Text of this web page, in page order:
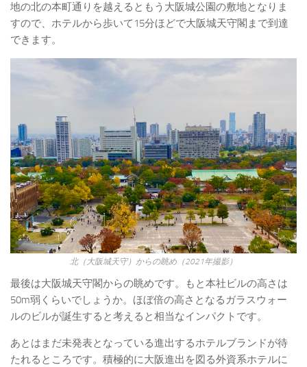
地の北の本町通りを越えるともう大阪城公園の敷地となりま
すので、ホテルから歩いて15分ほどで大阪城天守閣まで到達
できます。
北（大阪城天守）からの眺め（2021年撮影）
最後は大阪城天守閣からの眺めです。もと本社ビルの高さは
50m弱くらいでしょうか。ほぼ倍の高さとなるガラスウォー
ルのビルが誕生すると考えると相当なインパクトです。
あとはまだ未発表となっている進出するホテルブランドが待
たれるところです。積極的に大阪進出を図る外資系ホテルに